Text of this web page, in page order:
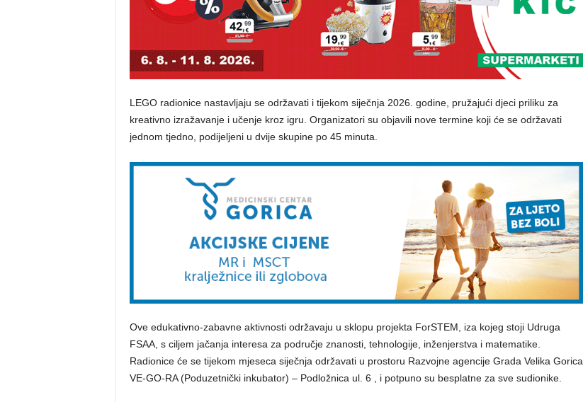
LEGO radionice nastavljaju se održavati i tijekom siječnja 2026. godine, pružajući djeci priliku za
kreativno izražavanje i učenje kroz igru. Organizatori su objavili nove termine koji će se održavati
jednom tjedno, podijeljeni u dvije skupine po 45 minuta.
Ove edukativno-zabavne aktivnosti održavaju u sklopu projekta ForSTEM, iza kojeg stoji Udruga
FSAA, s ciljem jačanja interesa za područje znanosti, tehnologije, inženjerstva i matematike.
Radionice će se tijekom mjeseca siječnja održavati u prostoru Razvojne agencije Grada Velika Gorica
VE-GO-RA (Poduzetnički inkubator) – Podložnica ul. 6 , i potpuno su besplatne za sve sudionike.